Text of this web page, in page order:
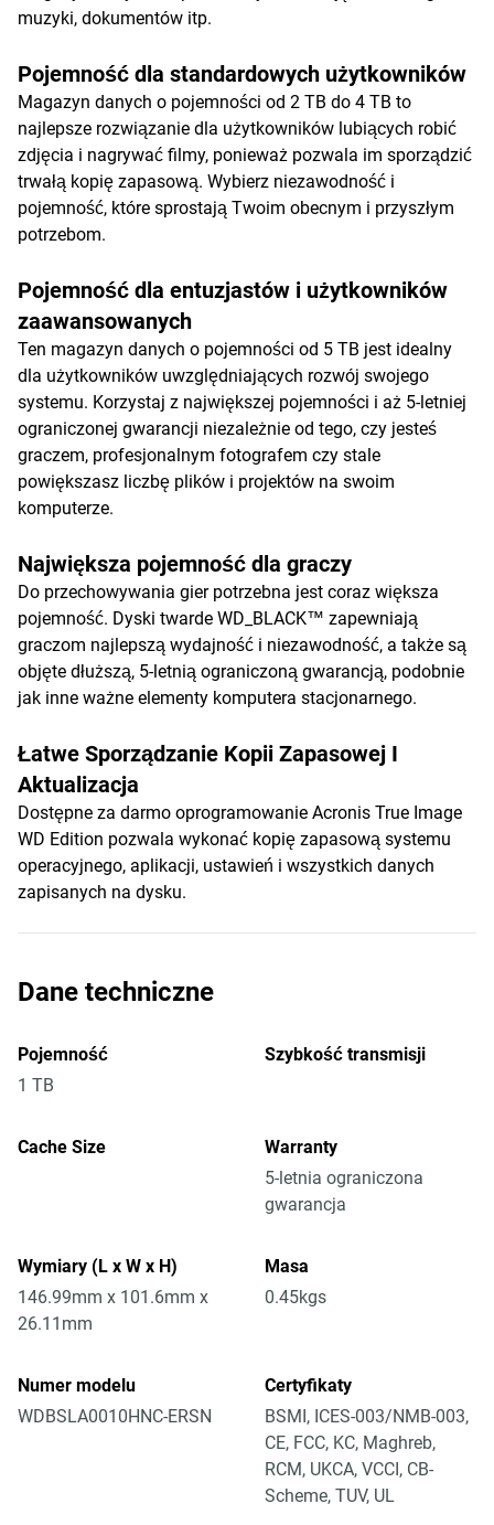
muzyki, dokumentów itp.
Pojemność dla standardowych użytkowników
Magazyn danych o pojemności od 2 TB do 4 TB to
najlepsze rozwiązanie dla użytkowników lubiących robić
zdjęcia i nagrywać filmy, ponieważ pozwala im sporządzić
trwałą kopię zapasową. Wybierz niezawodność i
pojemność, które sprostają Twoim obecnym i przyszłym
potrzebom.
Pojemność dla entuzjastów i użytkowników
zaawansowanych
Ten magazyn danych o pojemności od 5 TB jest idealny
dla użytkowników uwzględniających rozwój swojego
systemu. Korzystaj z największej pojemności i aż 5-letniej
ograniczonej gwarancji niezależnie od tego, czy jesteś
graczem, profesjonalnym fotografem czy stale
powiększasz liczbę plików i projektów na swoim
komputerze.
Największa pojemność dla graczy
Do przechowywania gier potrzebna jest coraz większa
pojemność. Dyski twarde WD_BLACK™ zapewniają
graczom najlepszą wydajność i niezawodność, a także są
objęte dłuższą, 5-letnią ograniczoną gwarancją, podobnie
jak inne ważne elementy komputera stacjonarnego.
Łatwe Sporządzanie Kopii Zapasowej I
Aktualizacja
Dostępne za darmo oprogramowanie Acronis True Image
WD Edition pozwala wykonać kopię zapasową systemu
operacyjnego, aplikacji, ustawień i wszystkich danych
zapisanych na dysku.
Dane techniczne
Pojemność
1 TB
Szybkość transmisji
Cache Size
Warranty
5-letnia ograniczona
gwarancja
Wymiary (L x W x H)
146.99mm x 101.6mm x
26.11mm
Masa
0.45kgs
Numer modelu
WDBSLA0010HNC-ERSN
Certyfikaty
BSMI, ICES-003/NMB-003,
CE, FCC, KC, Maghreb,
RCM, UKCA, VCCI, CB-
Scheme, TUV, UL